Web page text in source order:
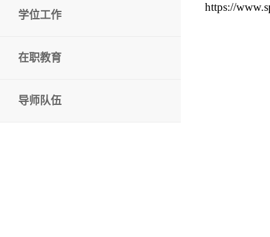
学位工作
在职教育
导师队伍
https://